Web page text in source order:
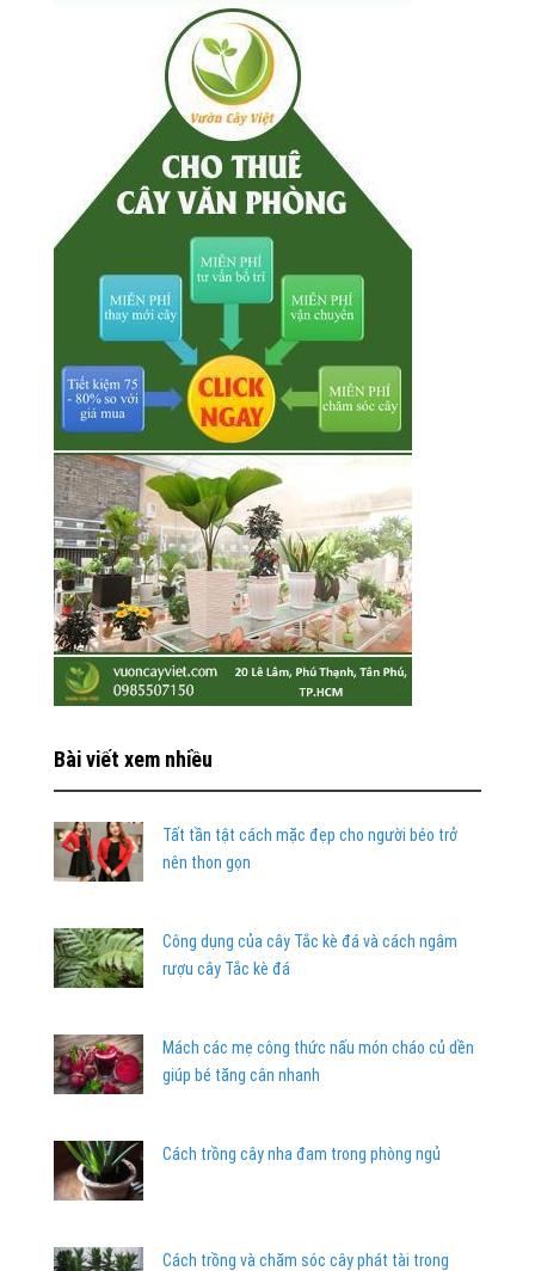
Bài viết xem nhiều
Tất tần tật cách mặc đẹp cho người béo trở
nên thon gọn
Công dụng của cây Tắc kè đá và cách ngâm
rượu cây Tắc kè đá
Mách các mẹ công thức nấu món cháo củ dền
giúp bé tăng cân nhanh
Cách trồng cây nha đam trong phòng ngủ
Cách trồng và chăm sóc cây phát tài trong